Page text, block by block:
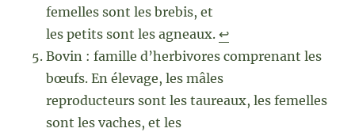
femelles sont les brebis, et
les petits sont les agneaux. ↩︎
Bovin : famille d’herbivores comprenant les
bœufs. En élevage, les mâles
reproducteurs sont les taureaux, les femelles
sont les vaches, et les